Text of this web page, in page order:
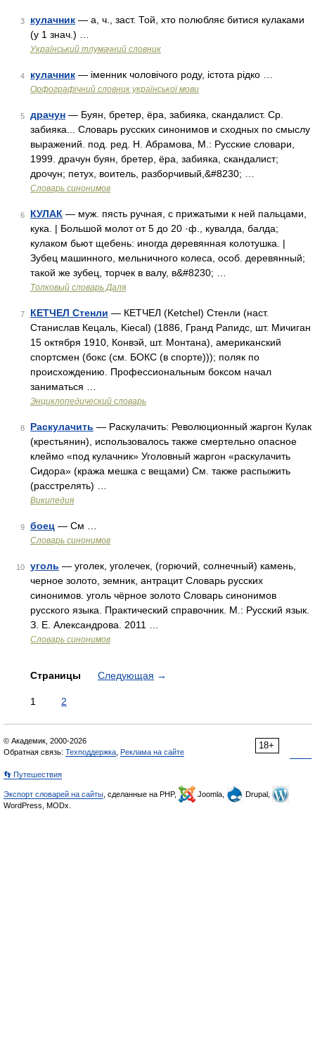
3 кулачник — а, ч., заст. Той, хто полюбляє битися кулаками
(у 1 знач.) …
Український тлумачний словник
4 кулачник — іменник чоловічого роду, істота рідко …
Орфографічний словник української мови
5 драчун — Буян, бретер, ёра, забияка, скандалист. Ср.
забияка... Словарь русских синонимов и сходных по смыслу
выражений. под. ред. Н. Абрамова, М.: Русские словари,
1999. драчун буян, бретер, ёра, забияка, скандалист;
дрочун; петух, воитель, разборчивый,&#8230; …
Словарь синонимов
6 КУЛАК — муж. пясть ручная, с прижатыми к ней пальцами,
кука. | Большой молот от 5 до 20 ·ф., кувалда, балда;
кулаком бьют щебень: иногда деревянная колотушка. |
Зубец машинного, мельничного колеса, особ. деревянный;
такой же зубец, торчек в валу, в&#8230; …
Толковый словарь Даля
7 КЕТЧЕЛ Стенли — КЕТЧЕЛ (Ketchel) Стенли (наст.
Станислав Кецаль, Kiecal) (1886, Гранд Рапидс, шт. Мичиган
15 октября 1910, Конвэй, шт. Монтана), американский
спортсмен (бокс (см. БОКС (в спорте))); поляк по
происхождению. Профессиональным боксом начал
заниматься …
Энциклопедический словарь
8 Раскулачить — Раскулачить: Революционный жаргон Кулак
(крестьянин), использовалось также смертельно опасное
клеймо «под кулачник» Уголовный жаргон «pаскулачить
Сидора» (кpажа мешка с вещами) См. также распыжить
(расстрелять) …
Википедия
9 боец — См …
Словарь синонимов
10 уголь — уголек, уголечек, (горючий, солнечный) камень,
черное золото, земник, антрацит Словарь русских
синонимов. уголь чёрное золото Словарь синонимов
русского языка. Практический справочник. М.: Русский язык.
З. Е. Александрова. 2011 …
Словарь синонимов
Страницы Следующая →
1 2
18+
© Академик, 2000-2026
Обратная связь: Техподдержка Реклама на сайте
👣 Путешествия
Экспорт словарей на сайты , сделанные на PHP, Joomla,
Drupal,
WordPress, MODx.